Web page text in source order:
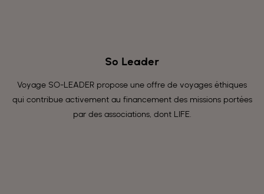
So Leader
Voyage SO-LEADER propose une offre de voyages éthiques
qui contribue activement au financement des missions portées
par des associations, dont LIFE.